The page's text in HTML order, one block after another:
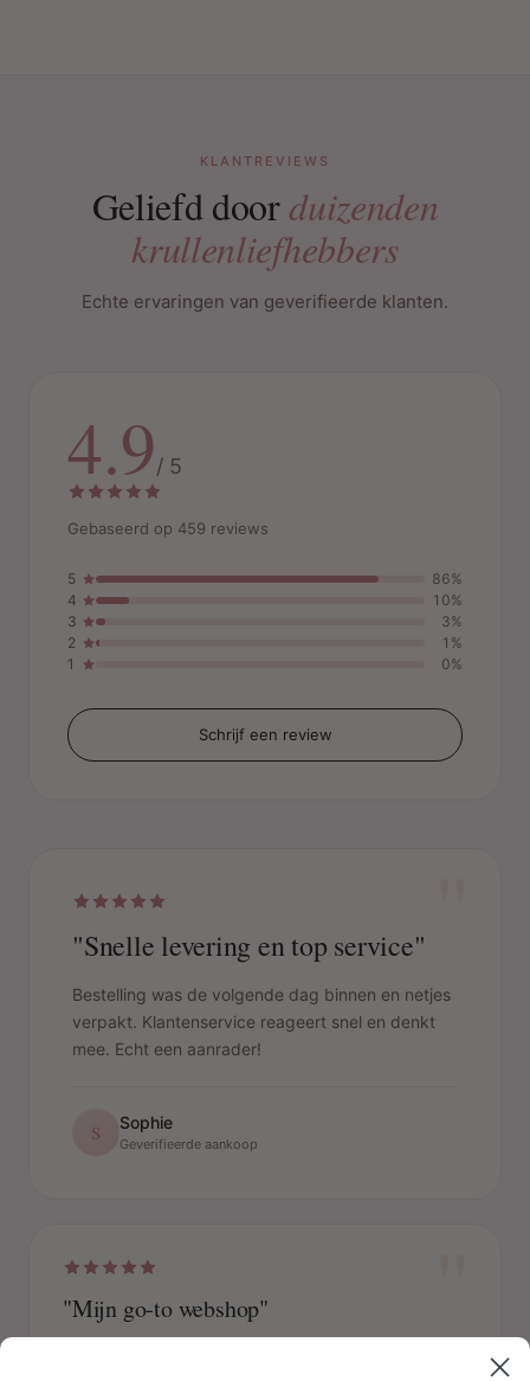
KLANTREVIEWS
Geliefd doorduizenden
krullenliefhebbers
Echte ervaringen van geverifieerde klanten.
4.9/ 5
Gebaseerd op 459 reviews
5
86%
4
10%
3
3%
2
1%
1
0%
Schrijf een review
"Snelle levering en top service"
Bestelling was de volgende dag binnen en netjes
verpakt. Klantenservice reageert snel en denkt
mee. Echt een aanrader!
S Sophie
Geverifieerde aankoop
"Mijn go-to webshop"